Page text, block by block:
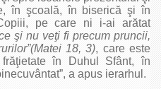
în şcoală, în biserică şi în
pe care ni i-ai arătat
şi nu veţi fi precum pruncii,
18, 3), care este
în Duhul Sfânt, în
a apus ierarhul.